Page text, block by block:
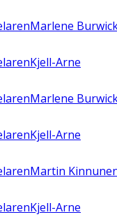
Marlene
Kjell-Arne
Marlene
Kjell-Arne
Martin
Kjell-Arne